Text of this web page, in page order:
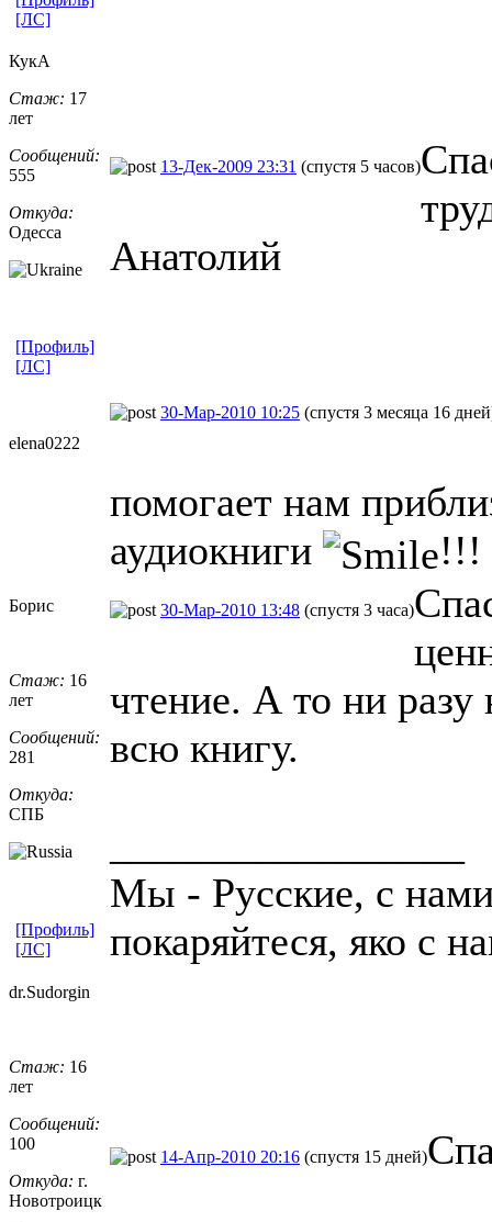
[ЛС]
КукА
Стаж: 17
лет
Сообщений:
555
Откуда:
Одесса
13-Дек-2009 23:31 (спустя 5 часов)
Анатолий
[Профиль]
[ЛС]
elena0222
30-Мар-2010 10:25 (спустя 3 месяца 16
помогает нам
аудиокниги
!!!
Борис
Стаж: 16
лет
Сообщений:
281
Откуда:
СПБ
30-Мар-2010 13:48 (спустя 3 часа)
чтение. А то ни разу
всю книгу.
Мы - Русские, с
покаряйтеся, яко с
[Профиль]
[ЛС]
dr.Sudorgin
Стаж: 16
лет
Сообщений:
100
Откуда: г.
Новотроицк
14-Апр-2010 20:16 (спустя 15 дней)